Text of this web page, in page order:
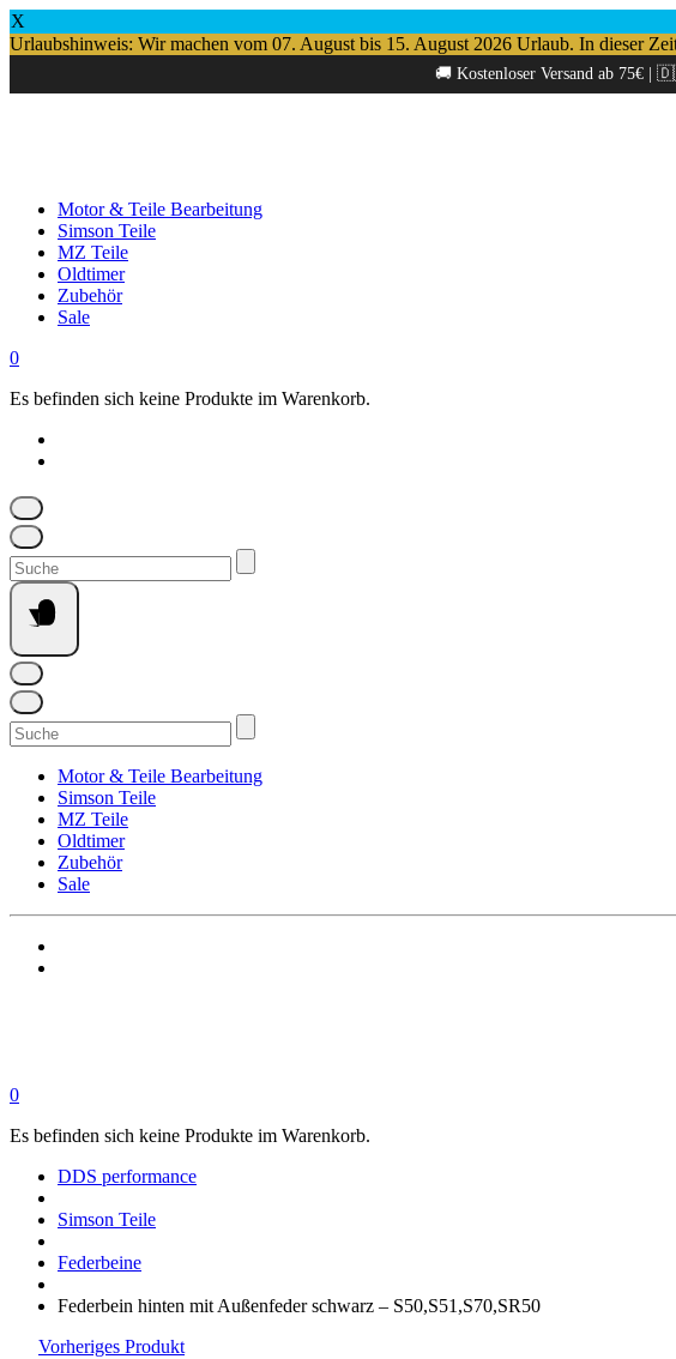
X
Urlaubshinweis: Wir machen vom 07. August bis 15. August 2026 Urlaub. In dieser
🚚 Kostenloser Versand ab 75€ |
Motor & Teile Bearbeitung
Simson Teile
MZ Teile
Oldtimer
Zubehör
Sale
0
Es befinden sich keine Produkte im Warenkorb.
Suchen
nach:
Suchen
nach:
Motor & Teile Bearbeitung
Simson Teile
MZ Teile
Oldtimer
Zubehör
Sale
0
Es befinden sich keine Produkte im Warenkorb.
DDS performance
Simson Teile
Federbeine
Federbein hinten mit Außenfeder schwarz – S50,S51,S70,SR50
Vorheriges Produkt